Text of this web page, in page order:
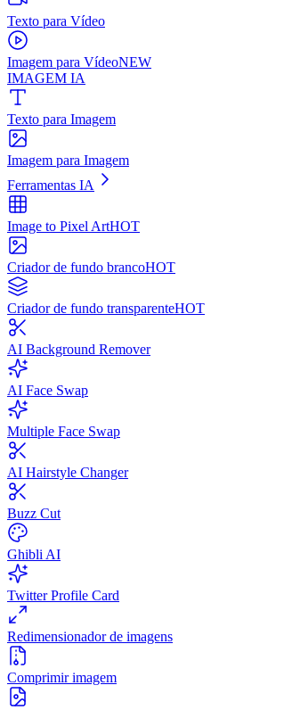
Texto para Vídeo
Imagem para VídeoNEW
IMAGEM IA
Texto para Imagem
Imagem para Imagem
Ferramentas IA
Image to Pixel ArtHOT
Criador de fundo brancoHOT
Criador de fundo transparenteHOT
AI Background Remover
AI Face Swap
Multiple Face Swap
AI Hairstyle Changer
Buzz Cut
Ghibli AI
Twitter Profile Card
Redimensionador de imagens
Comprimir imagem